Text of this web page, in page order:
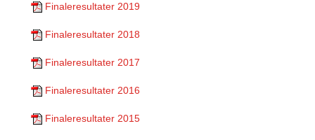
Finaleresultater 2019
Finaleresultater 2018
Finaleresultater 2017
Finaleresultater 2016
Finaleresultater 2015